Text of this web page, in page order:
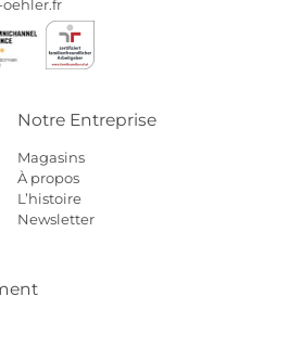
oehler.fr
Notre Entreprise
Magasins
À propos
L’histoire
Newsletter